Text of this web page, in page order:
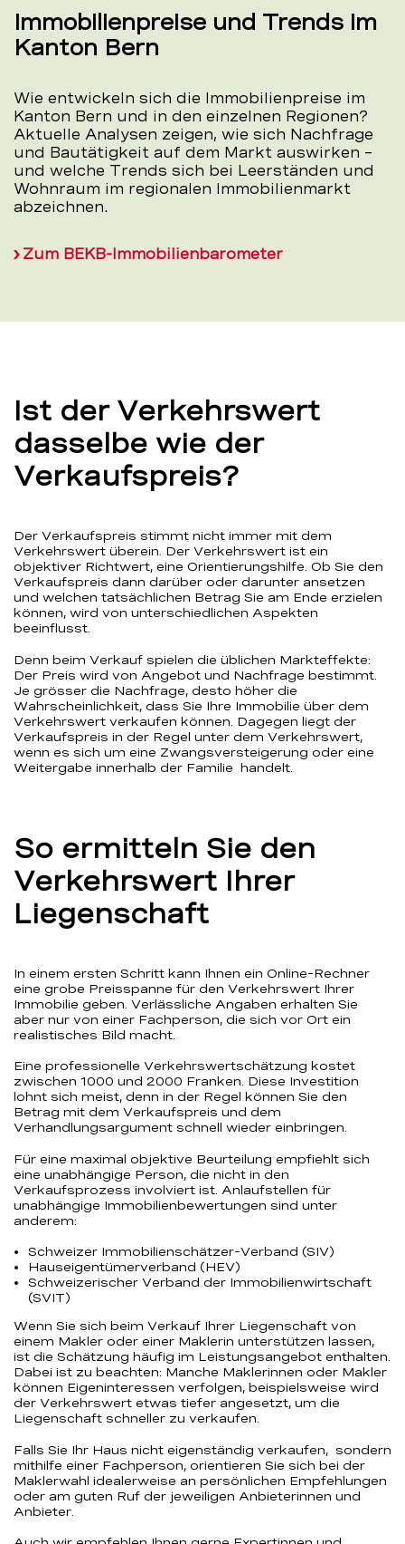
Immobilienpreise und Trends im
Kanton Bern
Wie entwickeln sich die Immobilienpreise im
Kanton Bern und in den einzelnen Regionen?
Aktuelle Analysen zeigen, wie sich Nachfrage
und Bautätigkeit auf dem Markt auswirken –
und welche Trends sich bei Leerständen und
Wohnraum im regionalen Immobilienmarkt
abzeichnen.
Zum BEKB-Immobilienbarometer
Ist der Verkehrswert
dasselbe wie der
Verkaufspreis?
Der Verkaufspreis stimmt nicht immer mit dem
Verkehrswert überein. Der Verkehrswert ist ein
objektiver Richtwert, eine Orientierungshilfe. Ob Sie den
Verkaufspreis dann darüber oder darunter ansetzen
und welchen tatsächlichen Betrag Sie am Ende erzielen
können, wird von unterschiedlichen Aspekten
beeinflusst.
Denn beim Verkauf spielen die üblichen Markteffekte:
Der Preis wird von Angebot und Nachfrage bestimmt.
Je grösser die Nachfrage, desto höher die
Wahrscheinlichkeit, dass Sie Ihre Immobilie über dem
Verkehrswert verkaufen können. Dagegen liegt der
Verkaufspreis in der Regel unter dem Verkehrswert,
wenn es sich um eine Zwangsversteigerung oder eine
Weitergabe innerhalb der Familie handelt.
So ermitteln Sie den
Verkehrswert Ihrer
Liegenschaft
In einem ersten Schritt kann Ihnen ein Online-Rechner
eine grobe Preisspanne für den Verkehrswert Ihrer
Immobilie geben. Verlässliche Angaben erhalten Sie
aber nur von einer Fachperson, die sich vor Ort ein
realistisches Bild macht.
Eine professionelle Verkehrswertschätzung kostet
zwischen 1000 und 2000 Franken. Diese Investition
lohnt sich meist, denn in der Regel können Sie den
Betrag mit dem Verkaufspreis und dem
Verhandlungsargument schnell wieder einbringen.
Für eine maximal objektive Beurteilung empfiehlt sich
eine unabhängige Person, die nicht in den
Verkaufsprozess involviert ist. Anlaufstellen für
unabhängige Immobilienbewertungen sind unter
anderem:
Schweizer Immobilienschätzer-Verband (SIV)
Hauseigentümerverband (HEV)
Schweizerischer Verband der Immobilienwirtschaft
(SVIT)
Wenn Sie sich beim Verkauf Ihrer Liegenschaft von
einem Makler oder einer Maklerin unterstützen lassen,
ist die Schätzung häufig im Leistungsangebot enthalten.
Dabei ist zu beachten: Manche Maklerinnen oder Makler
können Eigeninteressen verfolgen, beispielsweise wird
der Verkehrswert etwas tiefer angesetzt, um die
Liegenschaft schneller zu verkaufen.
Falls Sie Ihr Haus nicht eigenständig verkaufen, sondern
mithilfe einer Fachperson, orientieren Sie sich bei der
Maklerwahl idealerweise an persönlichen Empfehlungen
oder am guten Ruf der jeweiligen Anbieterinnen und
Anbieter.